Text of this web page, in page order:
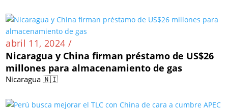
abril 11, 2024 /
Nicaragua y China firman préstamo de US$26
millones para almacenamiento de gas
Nicaragua 🇳🇮